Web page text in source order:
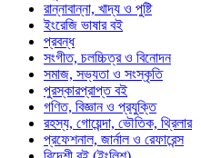
রান্নাবান্না, খাদ্য ও পুষ্টি
ইংরেজি ভাষার বই
প্রবন্ধ
সংগীত, চলচ্চিত্র ও বিনোদন
সমাজ, সভ্যতা ও সংস্কৃতি
পুরস্কারপ্রাপ্ত বই
গণিত, বিজ্ঞান ও প্রযুক্তি
রহস্য, গোয়েন্দা, ভৌতিক, থ্রিলার
প্রফেশনাল, জার্নাল ও রেফারেন্স